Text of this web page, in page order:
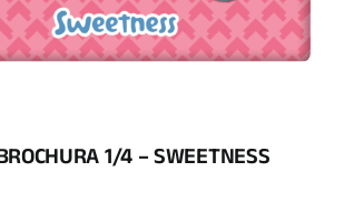
1/4 – SWEETNESS